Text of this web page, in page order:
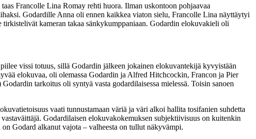
Francolle Lina Romay rehti huora. Ilman uskontoon pohjaavaa
Godardille Anna oli ennen kaikkea viaton sielu, Francolle Lina näyttäytyi
kameran takaa sänkykumppaniaan. Godardin elokuvakieli oli
vissi totuus, sillä Godardin jälkeen jokainen elokuvantekijä kyvyistään
elokuvaa, oli olemassa Godardin ja Alfred Hitchcockin, Francon ja Pier
tarkoitus oli syntyä vasta godardilaisessa mielessä. Toisin sanoen
vaati tunnustamaan väriä ja väri alkoi hallita tosifanien suhdetta
Godardilaisen elokuvakokemuksen subjektiivisuus on kuitenkin
Godard alkanut vajota – valheesta on tullut näkyvämpi.